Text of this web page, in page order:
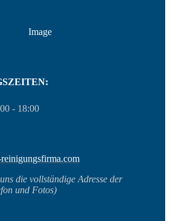
- 18:00
die vollständige Adresse der
und Fotos)